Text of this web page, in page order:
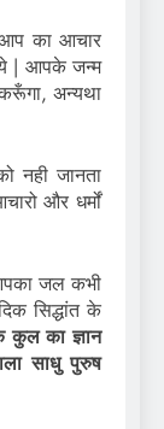
का आचार
| आपके जन्म
अन्यथा
नही जानता
और धर्मों
जल कभी
सिद्धांत के
कुल का ज्ञान
साधु पुरुष